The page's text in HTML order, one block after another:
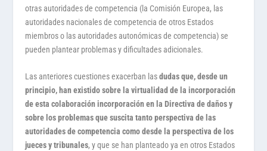
otras autoridades de competencia (la Comisión Europea, las
autoridades nacionales de competencia de otros Estados
miembros o las autoridades autonómicas de competencia) se
pueden plantear problemas y dificultades adicionales.
Las anteriores cuestiones exacerban lasdudas que, desde un
principio, han existido sobre la virtualidad de la incorporación
de esta colaboración incorporación en la Directiva de daños y
sobre los problemas que suscita tanto perspectiva de las
autoridades de competencia como desde la perspectiva de los
jueces y tribunales, y que se han planteado ya en otros Estados